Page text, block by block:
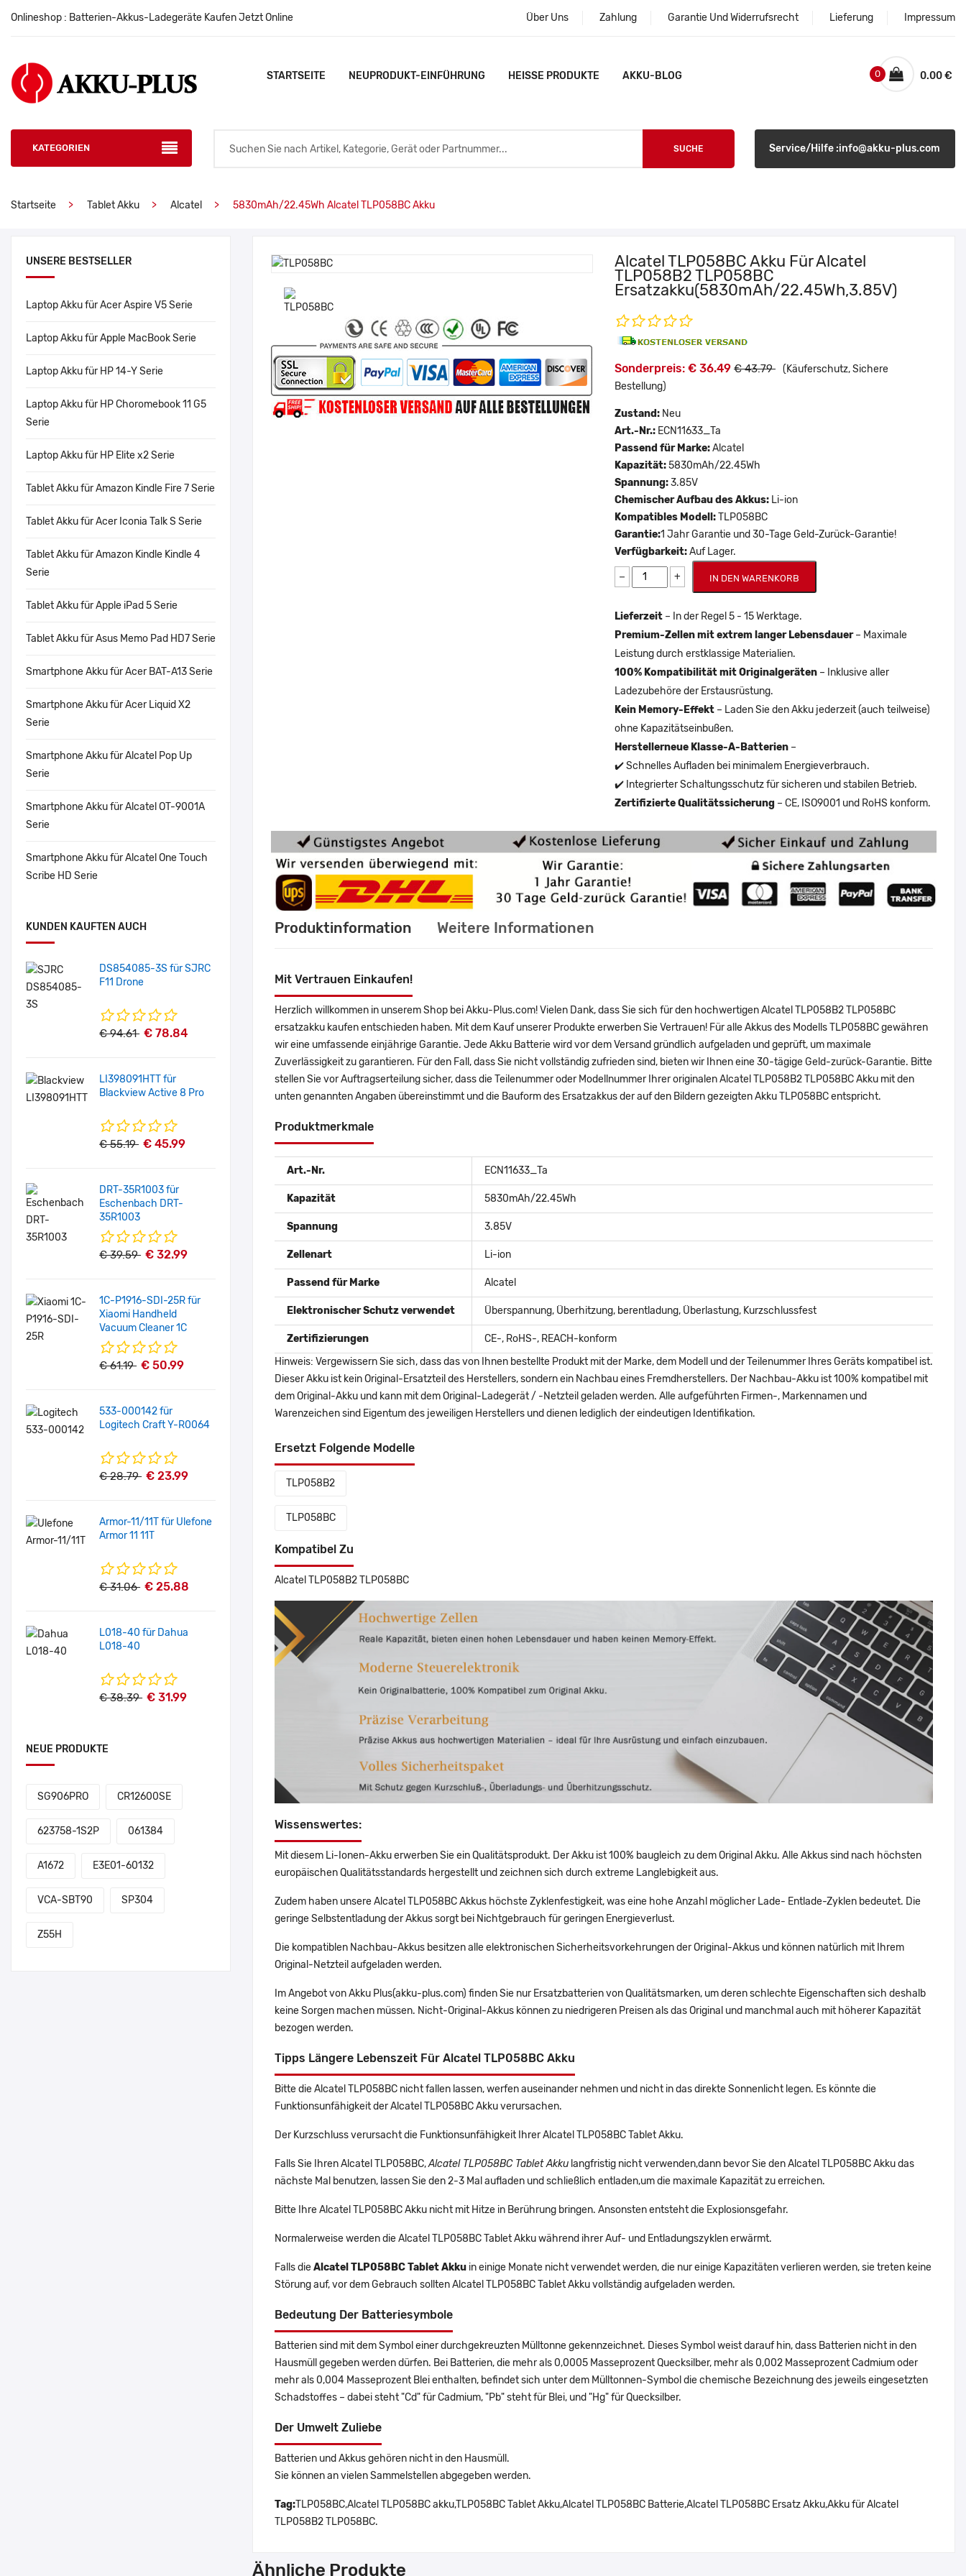
Onlineshop : Batterien-Akkus-Ladegeräte Kaufen Jetzt Online Über Uns Zahlung Garantie Und Widerrufsrecht Lieferung Impressum
STARTSEITE NEUPRODUKT-EINFÜHRUNG HEISSE PRODUKTE AKKU-BLOG 0.00 €
0
KATEGORIEN SUCHE Service/Hilfe :info@akku-plus.com
Startseite Tablet Akku Alcatel 5830mAh/22.45Wh Alcatel TLP058BC Akku
UNSERE BESTSELLER
Laptop Akku für Acer Aspire V5 Serie
Laptop Akku für Apple MacBook Serie
Laptop Akku für HP 14-Y Serie
Laptop Akku für HP Choromebook 11 G5
Serie
Laptop Akku für HP Elite x2 Serie
Tablet Akku für Amazon Kindle Fire 7 Serie
Tablet Akku für Acer Iconia Talk S Serie
Tablet Akku für Amazon Kindle Kindle 4
Serie
Tablet Akku für Apple iPad 5 Serie
Tablet Akku für Asus Memo Pad HD7 Serie
Smartphone Akku für Acer BAT-A13 Serie
Smartphone Akku für Acer Liquid X2
Serie
Smartphone Akku für Alcatel Pop Up
Serie
Smartphone Akku für Alcatel OT-9001A
Serie
Smartphone Akku für Alcatel One Touch
Scribe HD Serie
KUNDEN KAUFTEN AUCH
DS854085-3S für SJRC
F11 Drone
€ 94.61 € 78.84
LI398091HTT für
Blackview Active 8 Pro
€ 55.19 € 45.99
DRT-35R1003 für
Eschenbach DRT-
35R1003
€ 39.59 € 32.99
1C-P1916-SDI-25R für
Xiaomi Handheld
Vacuum Cleaner 1C
€ 61.19 € 50.99
533-000142 für
Logitech Craft Y-R0064
€ 28.79 € 23.99
Armor-11/11T für Ulefone
Armor 11 11T
€ 31.06 € 25.88
L018-40 für Dahua
L018-40
€ 38.39 € 31.99
NEUE PRODUKTE
SG906PRO CR12600SE
623758-1S2P 061384
A1672 E3E01-60132
VCA-SBT90 SP304
Z55H
Alcatel TLP058BC Akku Für Alcatel
TLP058B2 TLP058BC
Ersatzakku(5830mAh/22.45Wh,3.85V)
Sonderpreis: € 36.49 € 43.79 (Käuferschutz, Sichere
Bestellung)
Zustand: Neu
Art.-Nr.: ECN11633_Ta
Passend für Marke:Alcatel
Kapazität:5830mAh/22.45Wh
Spannung:3.85V
Chemischer Aufbau des Akkus: Li-ion
Kompatibles Modell:TLP058BC
Garantie:1 Jahr Garantie und 30-Tage Geld-Zurück-Garantie!
Verfügbarkeit:Auf Lager.
− + IN DEN WARENKORB
Lieferzeit – In der Regel 5 - 15 Werktage.
Premium-Zellen mit extrem langer Lebensdauer– Maximale
Leistung durch erstklassige Materialien.
100% Kompatibilität mit Originalgeräten – Inklusive aller
Ladezubehöre der Erstausrüstung.
Kein Memory-Effekt – Laden Sie den Akku jederzeit (auch teilweise)
ohne Kapazitätseinbußen.
Herstellerneue Klasse-A-Batterien –
✔️ Schnelles Aufladen bei minimalem Energieverbrauch.
✔️ Integrierter Schaltungsschutz für sicheren und stabilen Betrieb.
Zertifizierte Qualitätssicherung – CE, ISO9001 und RoHS konform.
Produktinformation Weitere Informationen
Mit Vertrauen Einkaufen!
Herzlich willkommen in unserem Shop bei Akku-Plus.com! Vielen Dank, dass Sie sich für den hochwertigen Alcatel TLP058B2 TLP058BC
ersatzakku kaufen entschieden haben. Mit dem Kauf unserer Produkte erwerben Sie Vertrauen! Für alle Akkus des Modells TLP058BC gewähren
wir eine umfassende einjährige Garantie. Jede Akku Batterie wird vor dem Versand gründlich aufgeladen und geprüft, um maximale
Zuverlässigkeit zu garantieren. Für den Fall, dass Sie nicht vollständig zufrieden sind, bieten wir Ihnen eine 30-tägige Geld-zurück-Garantie. Bitte
stellen Sie vor Auftragserteilung sicher, dass die Teilenummer oder Modellnummer Ihrer originalen Alcatel TLP058B2 TLP058BC Akku mit den
unten genannten Angaben übereinstimmt und die Bauform des Ersatzakkus der auf den Bildern gezeigten Akku TLP058BC entspricht.
Produktmerkmale
Art.-Nr. ECN11633_Ta
Kapazität 5830mAh/22.45Wh
Spannung 3.85V
Zellenart Li-ion
Passend für Marke Alcatel
Elektronischer Schutz verwendet Überspannung, Überhitzung, berentladung, Überlastung, Kurzschlussfest
Zertifizierungen
CE-, RoHS-, REACH-konform
Hinweis: Vergewissern Sie sich, dass das von Ihnen bestellte Produkt mit der Marke, dem Modell und der Teilenummer Ihres Geräts kompatibel ist.
Dieser Akku ist kein Original-Ersatzteil des Herstellers, sondern ein Nachbau eines Fremdherstellers. Der Nachbau-Akku ist 100% kompatibel mit
dem Original-Akku und kann mit dem Original-Ladegerät / -Netzteil geladen werden. Alle aufgeführten Firmen-, Markennamen und
Warenzeichen sind Eigentum des jeweiligen Herstellers und dienen lediglich der eindeutigen Identifikation.
Ersetzt Folgende Modelle
TLP058B2
TLP058BC
Kompatibel Zu
Alcatel TLP058B2 TLP058BC
Wissenswertes:
Mit diesem Li-Ionen-Akku erwerben Sie ein Qualitätsprodukt. Der Akku ist 100% baugleich zu dem Original Akku. Alle Akkus sind nach höchsten
europäischen Qualitätsstandards hergestellt und zeichnen sich durch extreme Langlebigkeit aus.
Zudem haben unsere Alcatel TLP058BC Akkus höchste Zyklenfestigkeit, was eine hohe Anzahl möglicher Lade- Entlade-Zyklen bedeutet. Die
geringe Selbstentladung der Akkus sorgt bei Nichtgebrauch für geringen Energieverlust.
Die kompatiblen Nachbau-Akkus besitzen alle elektronischen Sicherheitsvorkehrungen der Original-Akkus und können natürlich mit Ihrem
Original-Netzteil aufgeladen werden.
Im Angebot von Akku Plus(akku-plus.com) finden Sie nur Ersatzbatterien von Qualitätsmarken, um deren schlechte Eigenschaften sich deshalb
keine Sorgen machen müssen. Nicht-Original-Akkus können zu niedrigeren Preisen als das Original und manchmal auch mit höherer Kapazität
bezogen werden.
Tipps Längere Lebenszeit Für Alcatel TLP058BC Akku
Bitte die Alcatel TLP058BC nicht fallen lassen, werfen auseinander nehmen und nicht in das direkte Sonnenlicht legen. Es könnte die
Funktionsunfähigkeit der Alcatel TLP058BC Akku verursachen.
Der Kurzschluss verursacht die Funktionsunfähigkeit Ihrer Alcatel TLP058BC Tablet Akku.
Falls Sie Ihren Alcatel TLP058BC,Alcatel TLP058BC Tablet Akku langfristig nicht verwenden,dann bevor Sie den Alcatel TLP058BC Akku das
nächste Mal benutzen, lassen Sie den 2-3 Mal aufladen und schließlich entladen,um die maximale Kapazität zu erreichen.
Bitte Ihre Alcatel TLP058BC Akku nicht mit Hitze in Berührung bringen. Ansonsten entsteht die Explosionsgefahr.
Normalerweise werden die Alcatel TLP058BC Tablet Akku während ihrer Auf- und Entladungszyklen erwärmt.
Falls dieAlcatel TLP058BC Tablet Akku in einige Monate nicht verwendet werden, die nur einige Kapazitäten verlieren werden, sie treten keine
Störung auf, vor dem Gebrauch sollten Alcatel TLP058BC Tablet Akku vollständig aufgeladen werden.
Bedeutung Der Batteriesymbole
Batterien sind mit dem Symbol einer durchgekreuzten Mülltonne gekennzeichnet. Dieses Symbol weist darauf hin, dass Batterien nicht in den
Hausmüll gegeben werden dürfen. Bei Batterien, die mehr als 0,0005 Masseprozent Quecksilber, mehr als 0,002 Masseprozent Cadmium oder
mehr als 0,004 Masseprozent Blei enthalten, befindet sich unter dem Mülltonnen-Symbol die chemische Bezeichnung des jeweils eingesetzten
Schadstoffes – dabei steht "Cd" für Cadmium, "Pb" steht für Blei, und "Hg" für Quecksilber.
Der Umwelt Zuliebe
Batterien und Akkus gehören nicht in den Hausmüll.
Sie können an vielen Sammelstellen abgegeben werden.
Tag:TLP058BC,Alcatel TLP058BC akku,TLP058BC Tablet Akku,Alcatel TLP058BC Batterie,Alcatel TLP058BC Ersatz Akku,Akku für Alcatel
TLP058B2 TLP058BC.
Ähnliche Produkte